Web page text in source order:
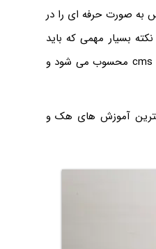
به صورت حرفه ای را در
بسیار مهمی که باید
بدانید این است که حفظ امنیت و قابلیت اطمینان نیز از جمله مهمترین وظایف یک cms محسوب می شود و
آموزش های هک و